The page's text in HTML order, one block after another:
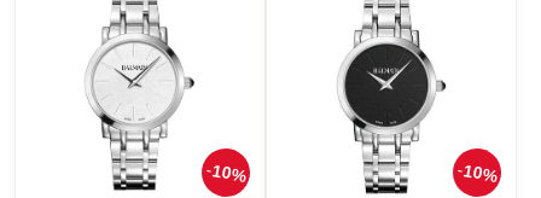
10% 10%